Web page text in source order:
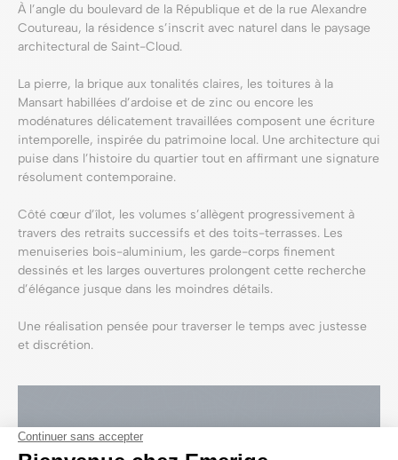
À l’angle du boulevard de la République et de la rue Alexandre
Coutureau, la résidence s’inscrit avec naturel dans le paysage
architectural de Saint-Cloud.
La pierre, la brique aux tonalités claires, les toitures à la
Mansart habillées d’ardoise et de zinc ou encore les
modénatures délicatement travaillées composent une écriture
intemporelle, inspirée du patrimoine local. Une architecture qui
puise dans l’histoire du quartier tout en affirmant une signature
résolument contemporaine.
Côté cœur d’îlot, les volumes s’allègent progressivement à
travers des retraits successifs et des toits-terrasses. Les
menuiseries bois-aluminium, les garde-corps finement
dessinés et les larges ouvertures prolongent cette recherche
d’élégance jusque dans les moindres détails.
Une réalisation pensée pour traverser le temps avec justesse
et discrétion.